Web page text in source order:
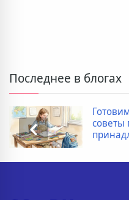
Последнее в блогах
советы